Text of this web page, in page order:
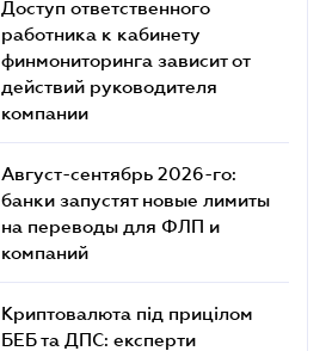
Доступ ответственного
работника к кабинету
финмониторинга зависит от
действий руководителя
компании
Август-сентябрь 2026-го:
банки запустят новые лимиты
на переводы для ФЛП и
компаний
Криптовалюта під прицілом
БЕБ та ДПС: експерти